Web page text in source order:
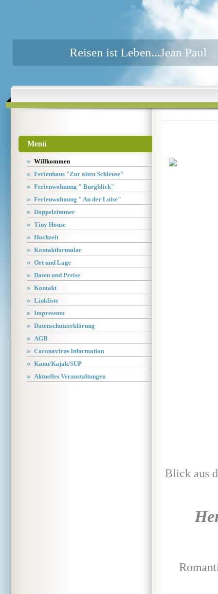
Reisen ist Leben...Jean Paul
Menü
Willkommen
Ferienhaus "Zur alten Schleuse"
Ferienwohnung " Burgblick"
Ferienwohnung " An der Luise"
Doppelzimmer
Tiny House
Hochzeit
Kontaktformular
Ort und Lage
Daten und Preise
Kontakt
Linkliste
Impressum
Datenschutzerklärung
AGB
Coronavirus Information
Kanu/Kajak/SUP
Aktuelles Veranstaltungen
Blick